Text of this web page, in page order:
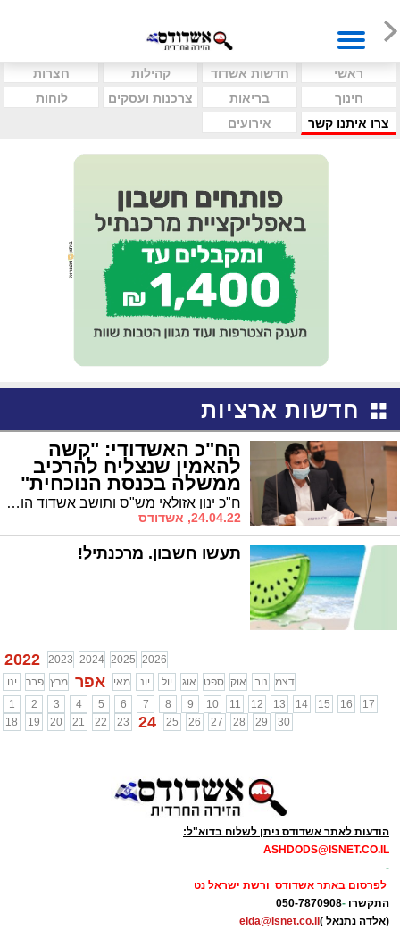
ראשי חדשות אשדוד קהילות
חצרות
חינוך
בריאות צרכנות ועסקים
לוחות
צרו איתנו קשר
אירועים
חדשות ארציות
הח"כ האשדודי: "קשה
להאמין שנצליח להרכיב
ממשלה בכנסת הנוכחית"
ח"כ ינון אזולאי מש"ס ותושב אשדוד הודה כי אינו רואה מצב שבו מוקמת ממשלה חלופית בכנסת הנוכחית.
24.04.22, אשדודס
תעשו חשבון. מרכנתיל!
2022 2023 2024 2025 2026
ינו
פבר מרץ אפר מאי יונ יול אוג ספט אוק נוב
דצמ
1
2 3 4 5 6 7 8 9 10 11 12 13 14 15 16
17
18
19 20 21 22 23 24 25 26 27 28 29 30
הודעות לאתר אשדודס ניתן לשלוח בדוא"ל:
ASHDODS@ISNET.CO.IL
-
לפרסום באתר אשדודס ורשת ישראל נט
התקשרו -
050-7870908
(אלדה נתנאל ) elda@isnet.co.il